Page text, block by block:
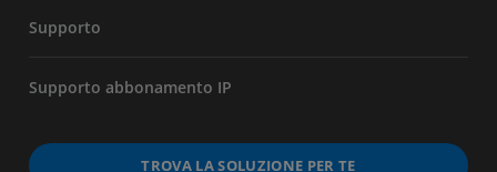
Supporto
Supporto abbonamento IP
TROVA LA SOLUZIONE PER TE